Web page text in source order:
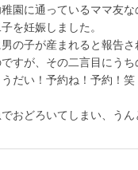
園に通っているママ友
を妊娠しました。
の子が産まれると報告
すが、その二言目にう
うだい！予約ね！予約！
おどろいてしまい、うん